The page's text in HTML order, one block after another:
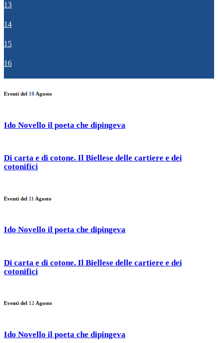
13
14
15
16
Eventi del 10 Agosto
Ido Novello il poeta che dipingeva
Di carta e di cotone. Il Biellese delle cartiere e dei
cotonifici
Eventi del 11 Agosto
Ido Novello il poeta che dipingeva
Di carta e di cotone. Il Biellese delle cartiere e dei
cotonifici
Eventi del 12 Agosto
Ido Novello il poeta che dipingeva